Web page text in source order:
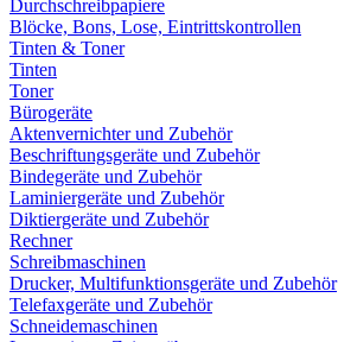
Durchschreibpapiere
Blöcke, Bons, Lose, Eintrittskontrollen
Tinten & Toner
Tinten
Toner
Bürogeräte
Aktenvernichter und Zubehör
Beschriftungsgeräte und Zubehör
Bindegeräte und Zubehör
Laminiergeräte und Zubehör
Diktiergeräte und Zubehör
Rechner
Schreibmaschinen
Drucker, Multifunktionsgeräte und Zubehör
Telefaxgeräte und Zubehör
Schneidemaschinen